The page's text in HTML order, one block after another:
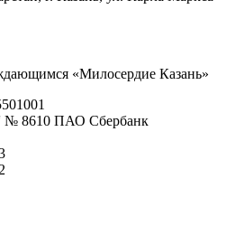
«Милосердие Казань»
№ 8610 ПАО Сбербанк